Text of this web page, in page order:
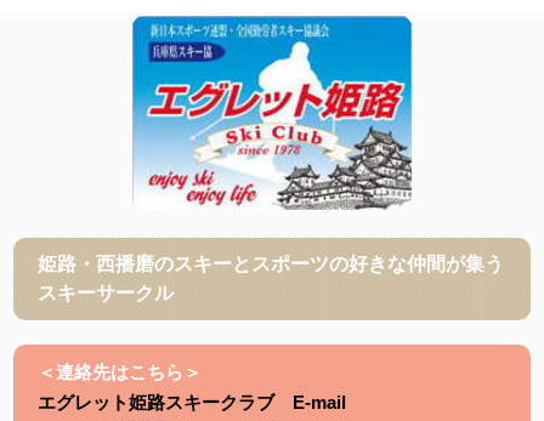
姫路・西播磨のスキーとスポーツの好きな仲間が集う
スキーサークル
＜連絡先はこちら＞
エグレット姫路スキークラブ E-mail